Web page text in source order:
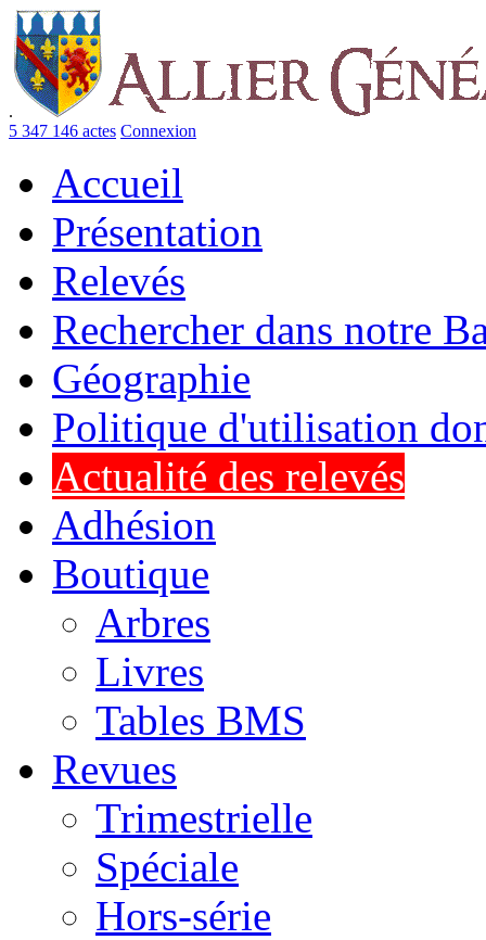
.
5 347 146 actes Connexion
Accueil
Présentation
Relevés
Rechercher dans notre
Géographie
Politique d'utilisation
Actualité des relevés
Adhésion
Boutique
Arbres
Livres
Tables BMS
Revues
Trimestrielle
Spéciale
Hors-série